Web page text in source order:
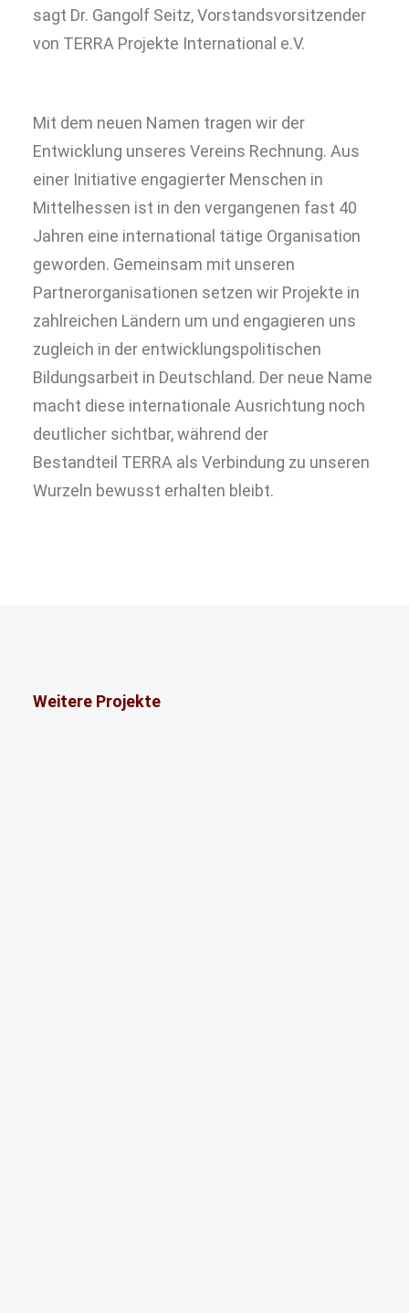
sagt Dr. Gangolf Seitz, Vorstandsvorsitzender
von TERRA Projekte International e.V.
Mit dem neuen Namen tragen wir der
Entwicklung unseres Vereins Rechnung. Aus
einer Initiative engagierter Menschen in
Mittelhessen ist in den vergangenen fast 40
Jahren eine international tätige Organisation
geworden. Gemeinsam mit unseren
Partnerorganisationen setzen wir Projekte in
zahlreichen Ländern um und engagieren uns
zugleich in der entwicklungspolitischen
Bildungsarbeit in Deutschland. Der neue Name
macht diese internationale Ausrichtung noch
deutlicher sichtbar, während der
Bestandteil TERRA als Verbindung zu unseren
Wurzeln bewusst erhalten bleibt.
Weitere Projekte